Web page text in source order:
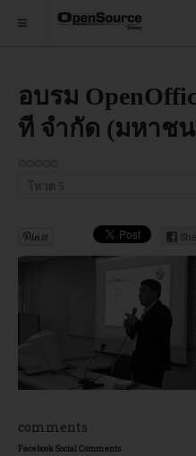
ซอฟต์แวร์
อบรม
DOWNLOAD
ซอฟต์แวร์
ข่าว
อบรม
ที จำกัด (มหาชน
กรุณา
comments
Facebook Social Comments